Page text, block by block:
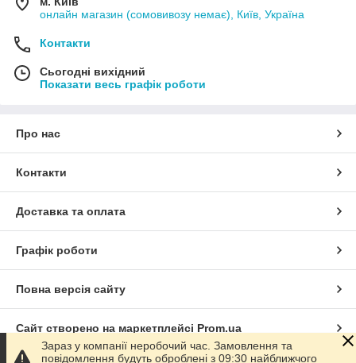
онлайн магазин (сомовивозу немає), Київ, Україна
Контакти
Сьогодні вихідний
Показати весь графік роботи
Про нас
Контакти
Доставка та оплата
Графік роботи
Повна версія сайту
Сайт створено на маркетплейсі Prom.ua
Зараз у компанії неробочий час. Замовлення та
повідомлення будуть оброблені з 09:30 найближчого